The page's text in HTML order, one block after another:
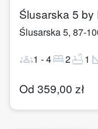
Ślusarska 5 by
Ślusarska 5, 87-
groups1 -4bed2bathtub1
Od 359,00 zł